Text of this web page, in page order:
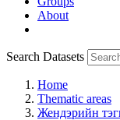
About
Search Datasets
Home
Thematic areas
Жендэрийн